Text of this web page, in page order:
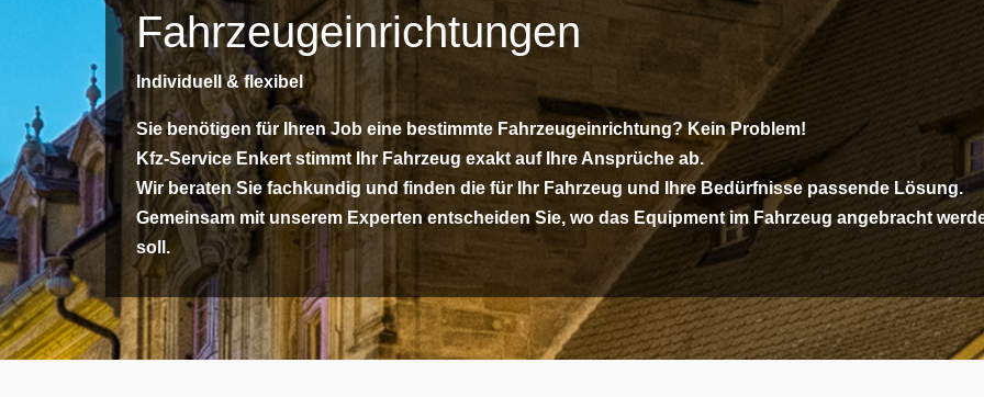
Fahrzeugeinrichtungen
Individuell & flexibel
Sie benötigen für Ihren Job eine bestimmte Fahrzeugeinrichtung? Kein Problem!
Kfz-Service Enkert stimmt Ihr Fahrzeug exakt auf Ihre Ansprüche ab.
Wir beraten Sie fachkundig und finden die für Ihr Fahrzeug und Ihre Bedürfnisse passende Lösung.
Gemeinsam mit unserem Experten entscheiden Sie, wo das Equipment im Fahrzeug angebracht
soll.